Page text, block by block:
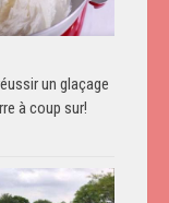
un glaçage
à coup sur!